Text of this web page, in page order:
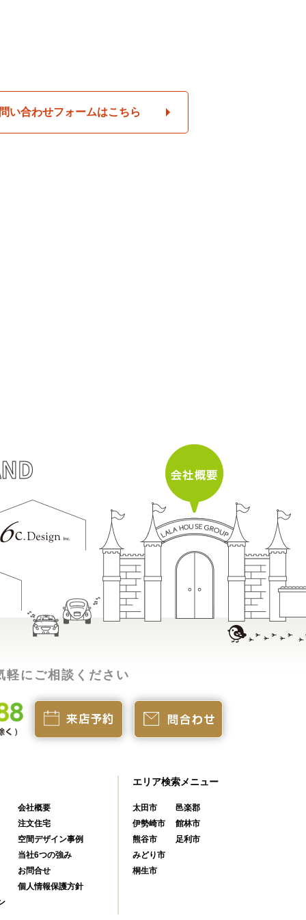
い合わせフォームはこちら
軽にご相談ください
会社概要
注文住宅
空間デザイン事例
当社6つの強み
お問合せ
個人情報保護方針
エリア検索メニュー
太田市
伊勢崎市
熊谷市
みどり市
桐生市
邑楽郡
館林市
足利市